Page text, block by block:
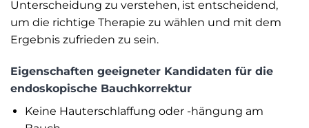
Unterscheidung zu verstehen, ist entscheidend,
um die richtige Therapie zu wählen und mit dem
Ergebnis zufrieden zu sein.
Eigenschaften geeigneter Kandidaten für die
endoskopische Bauchkorrektur
Keine Hauterschlaffung oder -hängung am